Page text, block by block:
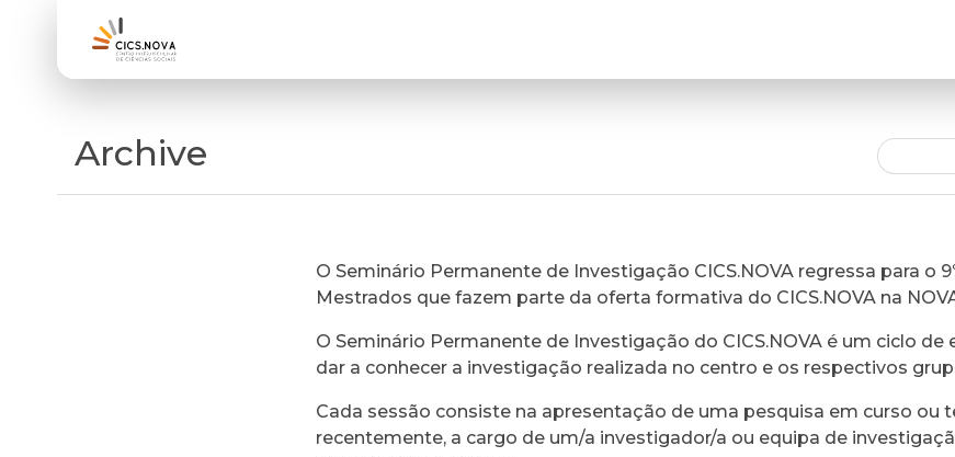
Archive
O Seminário Permanente de Investigação CICS.NOVA regressa para o
Mestrados que fazem parte da oferta formativa do CICS.NOVA na
O Seminário Permanente de Investigação do CICS.NOVA é um ciclo
dar a conhecer a investigação realizada no centro e os respectivos
Cada sessão consiste na apresentação de uma pesquisa em curso ou
recentemente, a cargo de um/a investigador/a ou equipa de